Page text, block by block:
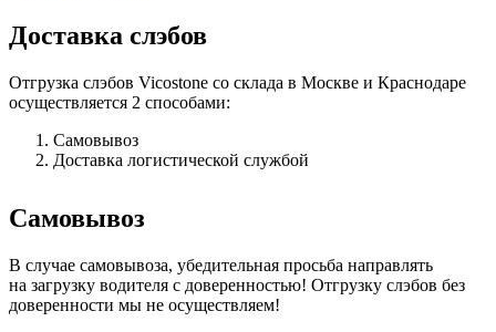
Доставка слэбов
Отгрузка слэбов Vicostone со склада в Москве и Краснодаре
осуществляется 2 способами:
Самовывоз
Доставка логистической службой
Самовывоз
В случае самовывоза, убедительная просьба направлять
на загрузку водителя с доверенностью! Отгрузку слэбов без
доверенности мы не осуществляем!